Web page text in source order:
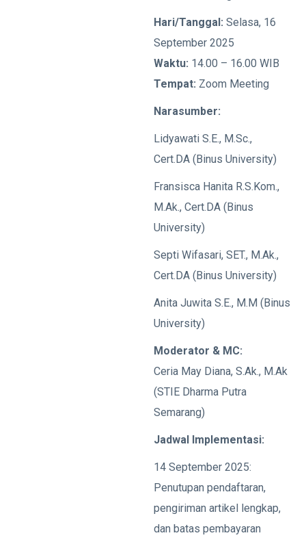
Hari/Tanggal: Selasa, 16
September 2025
Waktu: 14.00 – 16.00 WIB
Tempat: Zoom Meeting
Narasumber:
Lidyawati S.E., M.Sc.,
Cert.DA (Binus University)
Fransisca Hanita R.S.Kom.,
M.Ak., Cert.DA (Binus
University)
Septi Wifasari, SET., M.Ak.,
Cert.DA (Binus University)
Anita Juwita S.E., M.M (Binus
University)
Moderator & MC:
Ceria May Diana, S.Ak., M.Ak
(STIE Dharma Putra
Semarang)
Jadwal Implementasi:
14 September 2025:
Penutupan pendaftaran,
pengiriman artikel lengkap,
dan batas pembayaran